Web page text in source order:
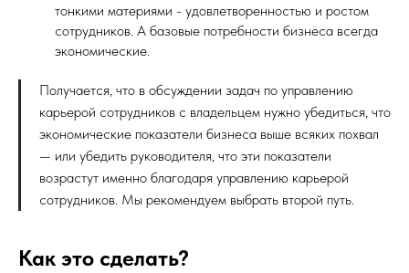
тонкими материями - удовлетворенностью и ростом
сотрудников. А базовые потребности бизнеса всегда
экономические.
Получается, что в обсуждении задач по управлению
карьерой сотрудников с владельцем нужно убедиться, что
экономические показатели бизнеса выше всяких похвал
— или убедить руководителя, что эти показатели
возрастут именно благодаря управлению карьерой
сотрудников. Мы рекомендуем выбрать второй путь.
Как это сделать?